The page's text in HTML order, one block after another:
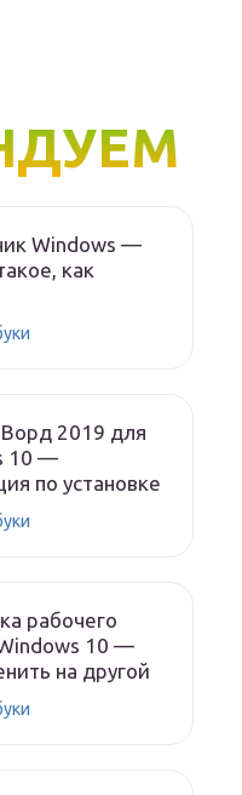
Windows —
как
Ворд 2019 для
10 —
по установке
рабочего
10 —
на другой